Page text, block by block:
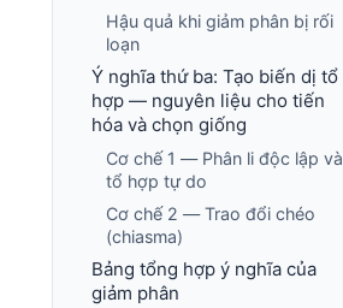
Hậu quả khi giảm phân bị rối
loạn
Ý nghĩa thứ ba: Tạo biến dị tổ
hợp — nguyên liệu cho tiến
hóa và chọn giống
Cơ chế 1 — Phân li độc lập và
tổ hợp tự do
Cơ chế 2 — Trao đổi chéo
(chiasma)
Bảng tổng hợp ý nghĩa của
giảm phân